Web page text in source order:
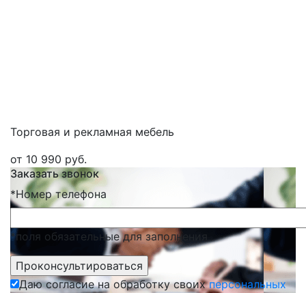
Торговая и рекламная мебель
от 10 990 руб.
Заказать звонок
*Номер телефона
*поля обязательные для заполнения
Даю согласие на обработку своихперсональных